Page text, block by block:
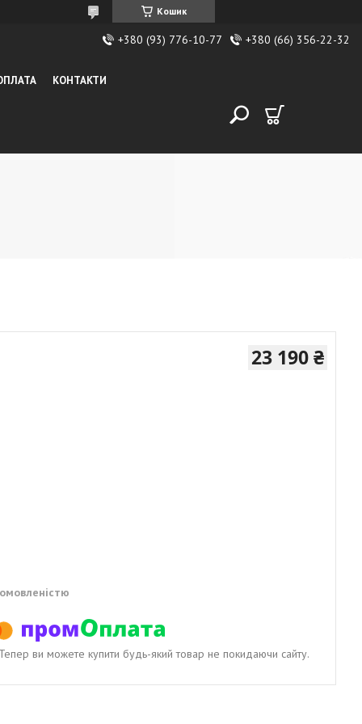
Кошик
+380 (93) 776-10-77 +380 (66) 356-22-32
КОНТАКТИ
23 190 ₴
Тепер ви можете купити будь-який товар не покидаючи сайту.